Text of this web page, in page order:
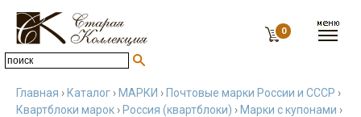
0
Главная › Каталог › МАРКИ › Почтовые марки России и СССР ›
Квартблоки марок › Россия (квартблоки) › Марки с купонами ›